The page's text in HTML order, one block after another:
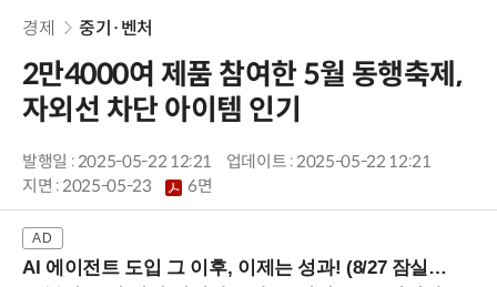
경제 중기·벤처
2만4000여 제품 참여한 5월 동행축제,
자외선 차단 아이템 인기
발행일 : 2025-05-22 12:21
업데이트 : 2025-05-22 12:21
지면 :2025-05-23 6면
AI 에이전트 도입 그 이후, 이제는 성과! (8/27 잠실역)